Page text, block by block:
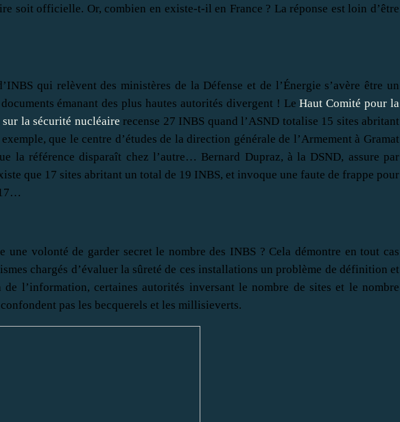
soit officielle. Or, combien en existe-t-il en France ? La réponse est loin d’être
qui relèvent des ministères de la Défense et de l’Énergie s’avère être un
émanant des plus hautes autorités divergent ! LeHaut Comité pour la
la sécurité nucléaire recense 27 INBS quand l’ASND totalise 15 sites abritant
que le centre d’études de la direction générale de l’Armement à Gramat
la référence disparaît chez l’autre… Bernard Dupraz, à la DSND, assure par
que 17 sites abritant un total de 19 INBS, et invoque une faute de frappe pour
une volonté de garder secret le nombre des INBS ? Cela démontre en tout cas
chargés d’évaluer la sûreté de ces installations un problème de définition et
de l’information, certaines autorités inversant le nombre de sites et le nombre
pas les becquerels et les millisieverts.